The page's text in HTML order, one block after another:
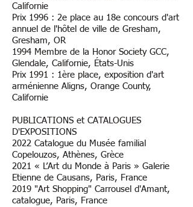
Californie
Prix 1996 : 2e place au 18e concours d'art
annuel de l'hôtel de ville de Gresham,
Gresham, OR
1994 Membre de la Honor Society GCC,
Glendale, Californie, États-Unis
Prix 1991 : 1ère place, exposition d'art
arménienne Aligns, Orange County,
Californie
PUBLICATIONS et CATALOGUES
D'EXPOSITIONS
​2022 Catalogue du Musée familial
Copelouzos, Athènes, Grèce
2021 « L’Art du Monde à Paris » Galerie
Etienne de Causans, Paris, France
2019 "Art Shopping" Carrousel d'Amant,
catalogue, Paris, France